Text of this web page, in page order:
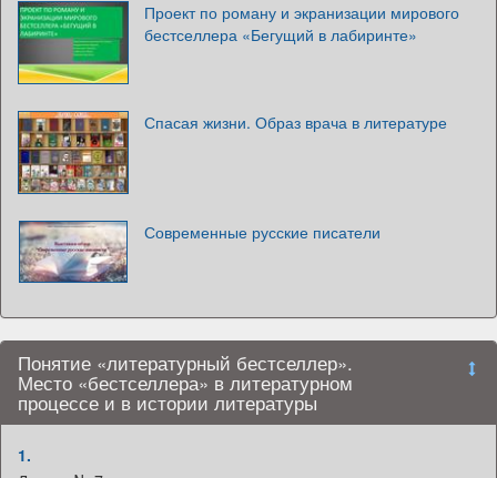
Проект по роману и экранизации мирового
бестселлера «Бегущий в лабиринте»
Спасая жизни. Образ врача в литературе
Современные русские писатели
Понятие «литературный бестселлер».
Место «бестселлера» в литературном
процессе и в истории литературы
1.